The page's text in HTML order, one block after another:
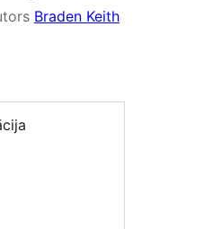
Braden Keith